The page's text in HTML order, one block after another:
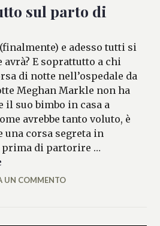
sul parto di
e adesso tutti si
avrà? E soprattutto a chi
di notte nell’ospedale da
Meghan Markle non ha
il suo bimbo in casa a
avrebbe tanto voluto, è
una corsa segreta in
prima di partorire …
UN COMMENTO